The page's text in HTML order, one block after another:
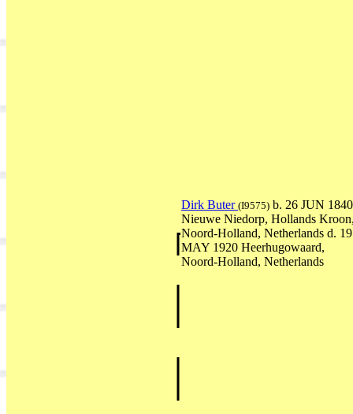
Dirk Buter (I9575) b. 26 JUN 1840
Nieuwe Niedorp, Hollands
Noord-Holland, Netherlands d. 19
MAY 1920 Heerhugowaard,
Noord-Holland, Netherlands